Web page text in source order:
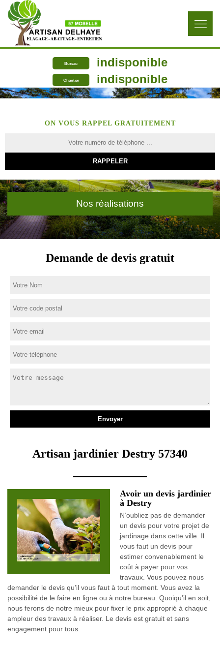
Bureau indisponible
Chantier indisponible
ON VOUS RAPPEL GRATUITEMENT
Nos réalisations
Demande de devis gratuit
Artisan jardinier Destry 57340
Avoir un devis jardinier
à Destry
N’oubliez pas de demander
un devis pour votre projet de
jardinage dans cette ville. Il
vous faut un devis pour
estimer convenablement le
coût à payer pour vos
travaux. Vous pouvez nous
demander le devis qu’il vous faut à tout moment. Vous avez la
possibilité de le faire en ligne ou à notre bureau. Quoiqu’il en soit,
nous ferons de notre mieux pour fixer le prix approprié à chaque
ampleur des travaux à réaliser. Le devis est gratuit et sans
engagement pour tous.